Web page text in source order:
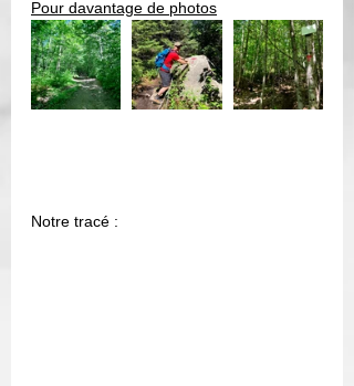
Pour davantage de photos
Notre tracé :